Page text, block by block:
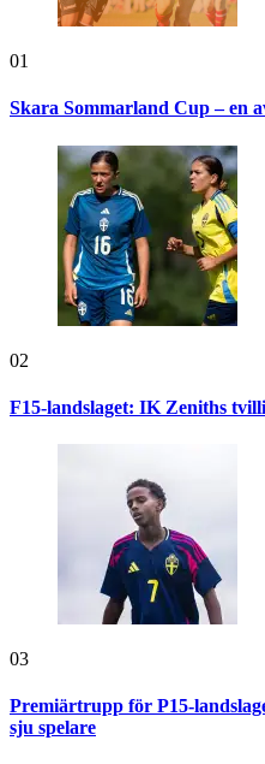
01
Skara Sommarland Cup – en
02
F15-landslaget: IK Zeniths
03
Premiärtrupp för P15-
sju spelare